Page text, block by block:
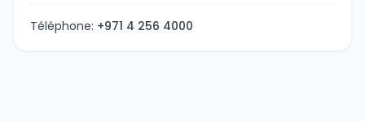
Téléphone: +971 4 256 4000